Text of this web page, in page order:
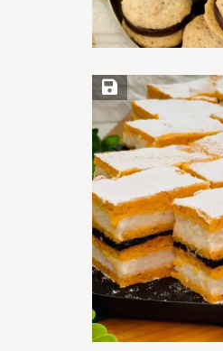
Save Recipe